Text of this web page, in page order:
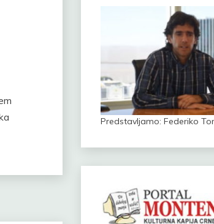
Predstavljamo: Federiko